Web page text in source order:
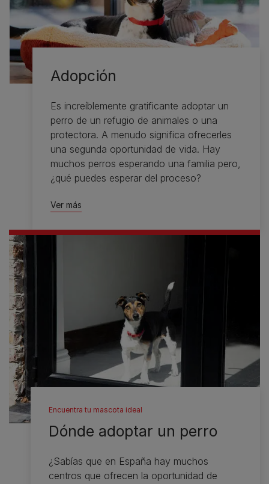
Adopción
Es increíblemente gratificante adoptar un
perro de un refugio de animales o una
protectora. A menudo significa ofrecerles
una segunda oportunidad de vida. Hay
muchos perros esperando una familia pero,
¿qué puedes esperar del proceso?
Ver más
Encuentra tu mascota ideal
Dónde adoptar un perro
¿Sabías que en España hay muchos
centros que ofrecen la oportunidad de